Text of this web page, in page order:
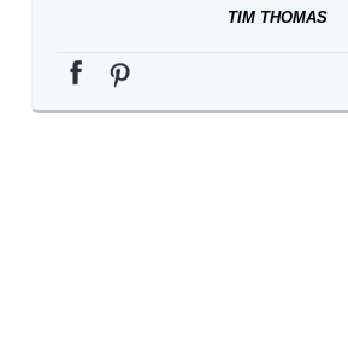
TIM THOMAS